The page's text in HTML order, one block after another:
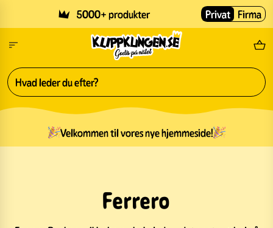
5000+ produkter Privat Firma
Velkommen til vores nye hjemmeside!
Ferrero